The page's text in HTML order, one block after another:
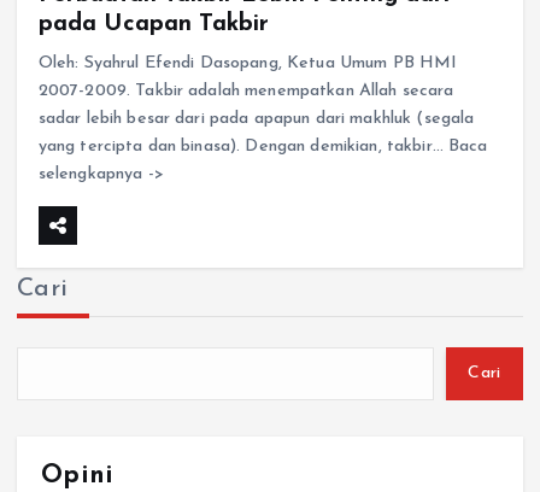
pada Ucapan Takbir
Oleh: Syahrul Efendi Dasopang, Ketua Umum PB HMI
2007-2009. Takbir adalah menempatkan Allah secara
sadar lebih besar dari pada apapun dari makhluk (segala
yang tercipta dan binasa). Dengan demikian, takbir… Baca
selengkapnya ->
Cari
Cari
Opini